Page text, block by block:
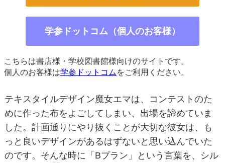
学参ドットコム（個人のお客様）
こちらは書店様・学校図書館様向けのサイトです。
個人のお客様は学参ドットコム をご利用ください。
テキスタイルデザイン魔女エマは、コンテストのた
めに作った布をよごしてしまい、出場を諦めていま
した。計画通りにやり抜くことが大切な彼女は、も
っと良いデザインがあるはずないと思い込んでいた
のです。そんな時に「Bプラン」という言葉を、シル